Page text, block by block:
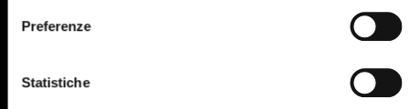
Preferenze
Statistiche
925
929